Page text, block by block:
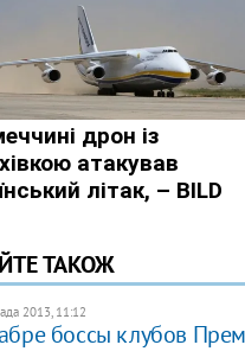
ТАКОЖ
2013, 11:12
боссы клубов